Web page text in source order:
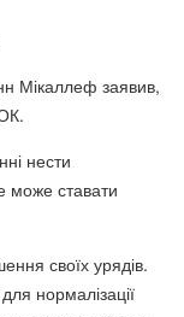
Мікаллеф заявив,
нести
може ставати
своїх урядів.
нормалізації